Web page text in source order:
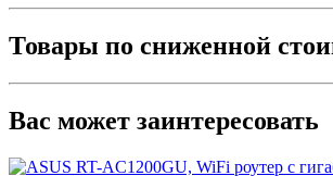
Товары по сниженной
Вас может заинтересовать